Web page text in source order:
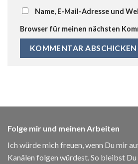
Name, E-Mail-Adresse und
Browser für meinen nächsten
Folge mir und meinen Arbeiten
Ich würde mich freuen, wenn Du mir
Kanälen folgen würdest. So bleibst